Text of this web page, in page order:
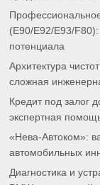
(E90/E92/E93/F80):
потенциала
Архитектура
сложная
Кредит под залог
экспертная
«Нева-Автоком»:
автомобильных
Диагностика и